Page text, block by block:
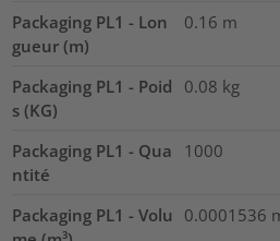
Packaging PL1 - Lon
gueur (m)
0.16 m
Packaging PL1 - Poid
s (KG)
0.08 kg
Packaging PL1 - Qua
ntité
1000
Packaging PL1 - Volu
0.0001536